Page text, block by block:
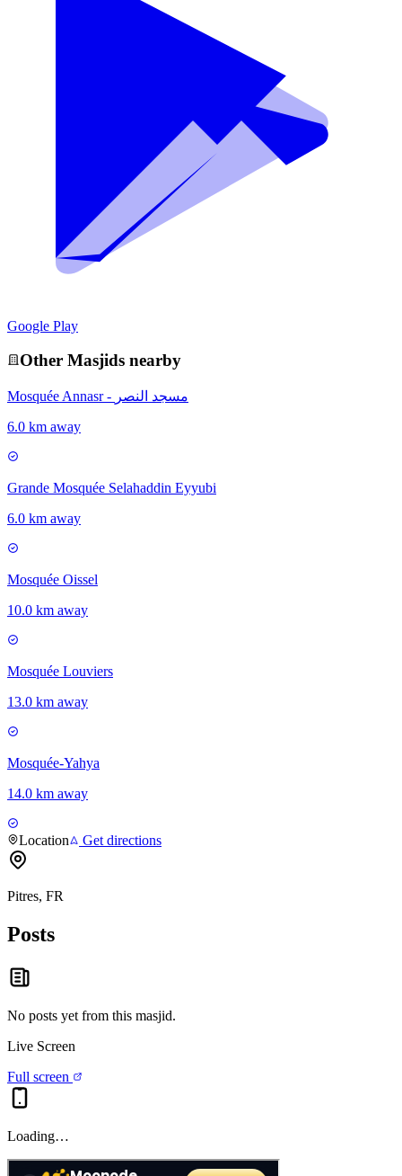
Google Play
Other Masjids nearby
Mosquée Annasr - مسجد النصر
6.0 km away
Grande Mosquée Selahaddin Eyyubi
6.0 km away
Mosquée Oissel
10.0 km away
Mosquée Louviers
13.0 km away
Mosquée-Yahya
14.0 km away
Location Get directions
Pitres, FR
Posts
No posts yet from this masjid.
Live Screen
Full screen
Loading…